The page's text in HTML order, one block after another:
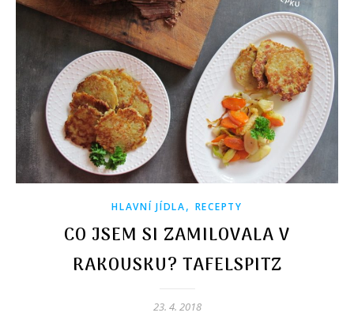
HLAVNÍ JÍDLA, RECEPTY
CO JSEM SI ZAMILOVALA V
RAKOUSKU? TAFELSPITZ
23. 4. 2018